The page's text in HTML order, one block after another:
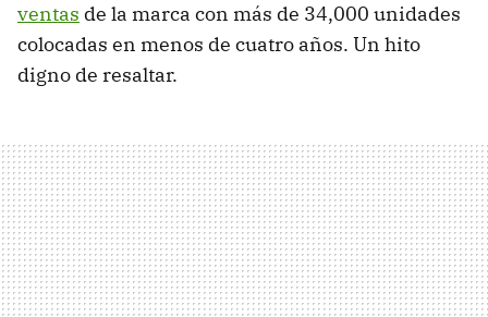
ventas de la marca con más de 34,000 unidades
colocadas en menos de cuatro años. Un hito
digno de resaltar.